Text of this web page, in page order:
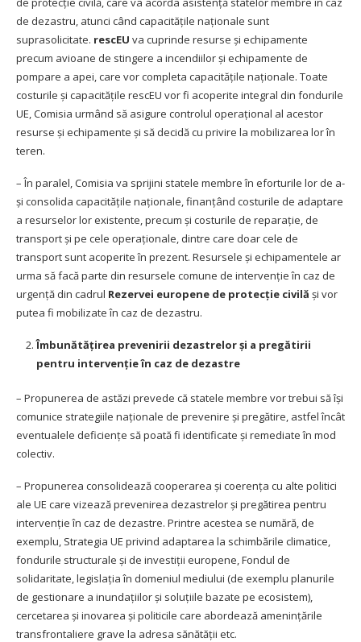
de dezastru, atunci când capacitățile naționale sunt
suprasolicitate. rescEU va cuprinde resurse și echipamente
precum avioane de stingere a incendiilor și echipamente de
pompare a apei, care vor completa capacitățile naționale. Toate
costurile și capacitățile rescEU vor fi acoperite integral din fondurile
UE, Comisia urmând să asigure controlul operațional al acestor
resurse și echipamente și să decidă cu privire la mobilizarea lor în
teren.
– În paralel, Comisia va sprijini statele membre în eforturile lor de a-
și consolida capacitățile naționale, finanțând costurile de adaptare
a resurselor lor existente, precum și costurile de reparație, de
transport și pe cele operaționale, dintre care doar cele de
transport sunt acoperite în prezent. Resursele și echipamentele ar
urma să facă parte din resursele comune de intervenție în caz de
urgență din cadrul Rezervei europene de protecție civilă și vor
putea fi mobilizate în caz de dezastru.
Îmbunătățirea prevenirii dezastrelor și a pregătirii
pentru intervenție în caz de dezastre
– Propunerea de astăzi prevede că statele membre vor trebui să își
comunice strategiile naționale de prevenire și pregătire, astfel încât
eventualele deficiențe să poată fi identificate și remediate în mod
colectiv.
– Propunerea consolidează cooperarea și coerența cu alte politici
ale UE care vizează prevenirea dezastrelor și pregătirea pentru
intervenție în caz de dezastre. Printre acestea se numără, de
exemplu, Strategia UE privind adaptarea la schimbările climatice,
fondurile structurale și de investiții europene, Fondul de
solidaritate, legislația în domeniul mediului (de exemplu planurile
de gestionare a inundațiilor și soluțiile bazate pe ecosistem),
cercetarea și inovarea și politicile care abordează amenințările
transfrontaliere grave la adresa sănătății etc.